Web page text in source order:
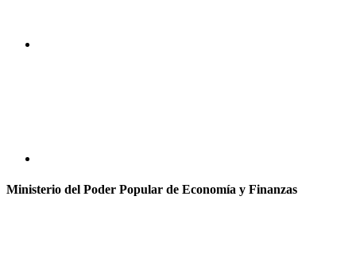
Ministerio del Poder Popular de Economía y Finanzas